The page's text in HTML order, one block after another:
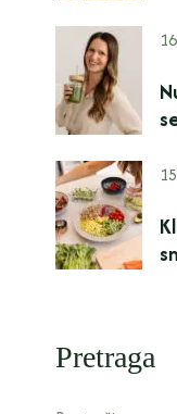
Pretraga